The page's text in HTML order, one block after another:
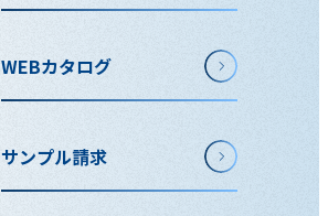
WEBカタログ
サンプル請求